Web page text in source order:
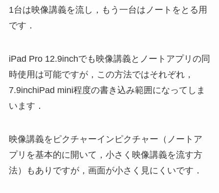
1台は映像講義を流し，もう一台はノートをとる用
です．
iPad Pro 12.9inchでも映像講義とノートアプリの同
時使用は可能ですが，この方法ではそれぞれ，
7.9inchiPad mini程度の書き込み範囲になってしま
います．
映像講義をピクチャーインピクチャー（ノートア
プリを基本的に開いて，小さく映像講義を流す方
法）もありですが，画面が小さく見にくいです．